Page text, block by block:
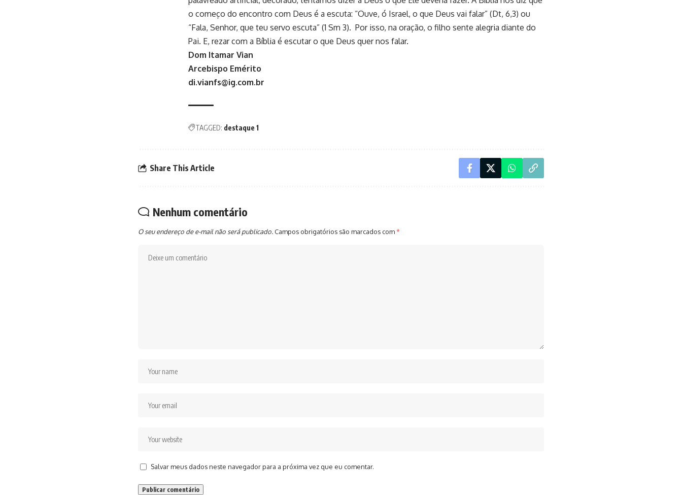
o começo do encontro com Deus é a escuta: “Ouve, ó Israel, o que Deus vai falar” (Dt, 6,3) ou
“Fala, Senhor, que teu servo escuta” (1 Sm 3). Por isso, na oração, o filho sente alegria diante do
Pai. E, rezar com a Bíblia é escutar o que Deus quer nos falar.
Dom Itamar Vian
Arcebispo Emérito
di.vianfs@ig.com.br
TAGGED: destaque 1
Share This Article
Nenhum comentário
O seu endereço de e-mail não será publicado. Campos obrigatórios são marcados com*
Salvar meus dados neste navegador para a próxima vez que eu comentar.